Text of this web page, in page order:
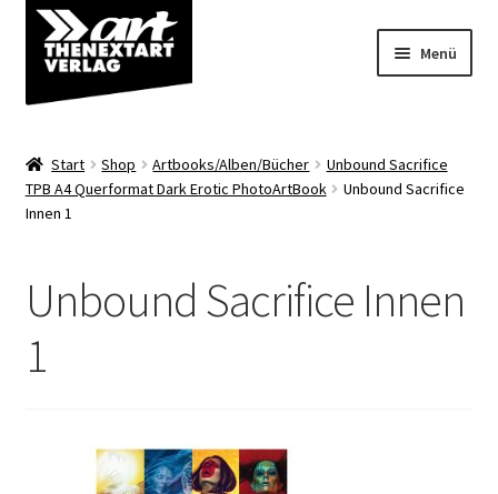
Zur
Navigation
springen
Zum
Inhalt
springen
Menü
Shop
Start Shop Artbooks/Alben/Bücher
Unbound Sacrifice
TPB A4 Querformat Dark Erotic PhotoArtBook
Unbound Sacrifice
Innen 1
Unbound Sacrifice Innen
1